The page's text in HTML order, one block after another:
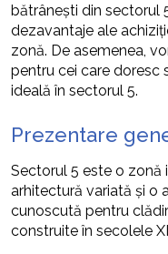
bătrânești din sectorul
dezavantaje ale
zonă. De asemenea,
pentru cei care doresc
ideală în sectorul 5.
Prezentare
Sectorul 5 este o zonă
arhitectură variată și o
cunoscută pentru
construite în secolele